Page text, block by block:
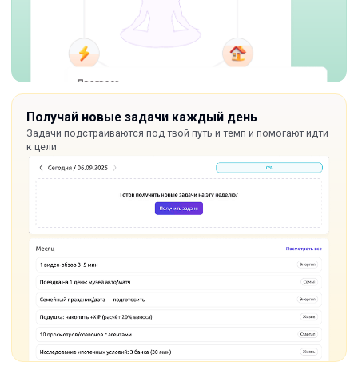
Получай новые задачи каждый день
Задачи подстраиваются под твой путь и темп и помогают идти
к цели